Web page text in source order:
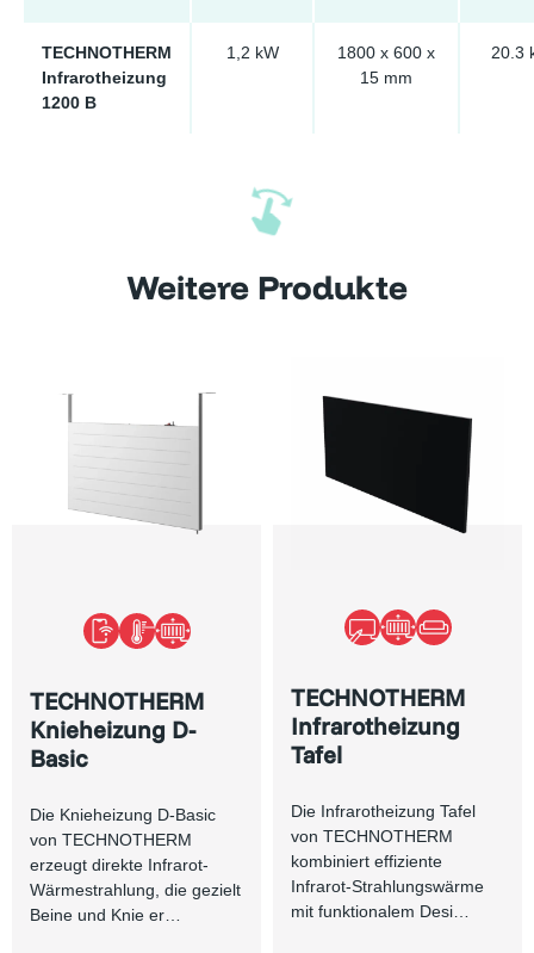
TECHNOTHERM
Infrarotheizung
1200 B
1,2 kW
1800 x 600 x
15 mm
20.3
Weitere Produkte
TECHNOTHERM
Knieheizung D-
Basic
Die Knieheizung D-Basic
von TECHNOTHERM
erzeugt direkte Infrarot-
Wärmestrahlung, die gezielt
Beine und Knie er…
TECHNOTHERM
Infrarotheizung
Tafel
Die Infrarotheizung Tafel
von TECHNOTHERM
kombiniert effiziente
Infrarot-Strahlungswärme
mit funktionalem Desi…